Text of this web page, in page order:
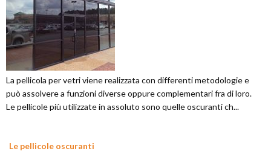
La pellicola per vetri viene realizzata con differenti metodologie e
può assolvere a funzioni diverse oppure complementari fra di loro.
Le pellicole più utilizzate in assoluto sono quelle oscuranti ch...
Le pellicole oscuranti